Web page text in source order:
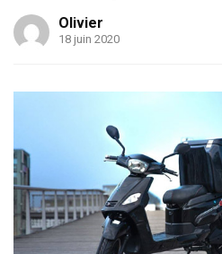
Olivier
18 juin 2020